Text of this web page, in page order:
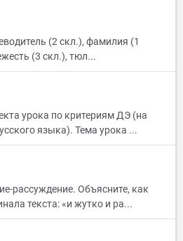
(2 скл.), фамилия (1
(3 скл.), тюл...
урока по критериям ДЭ (на
языка). Тема урока ...
рассуждение. Объясните, как
текста: «и жутко и ра...